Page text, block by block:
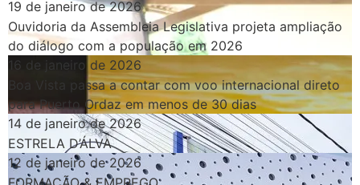
19 de janeiro de 2026
Ouvidoria da Assembleia Legislativa projeta ampliação
do diálogo com a população em 2026
16 de janeiro de 2026
Boa Vista passa a contar com voo internacional direto
para Puerto Ordaz em menos de 30 dias
14 de janeiro de 2026
ESTRELA D’ÁLVA
12 de janeiro de 2026